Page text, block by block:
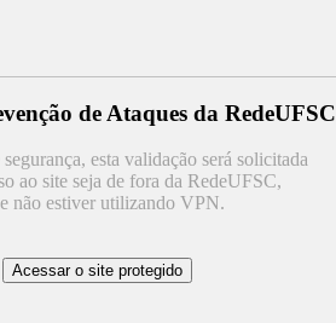
de Ataques da RedeUFSC
esta validação será solicitada
ao site seja de fora da RedeUFSC,
não estiver utilizando VPN.